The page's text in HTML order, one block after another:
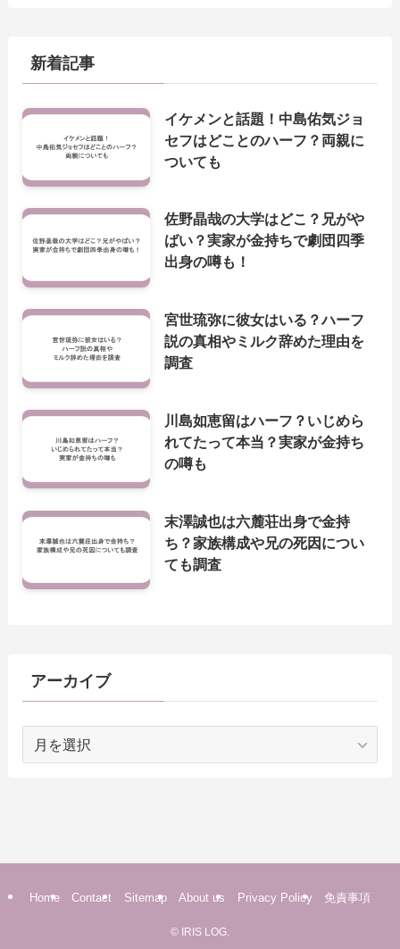
新着記事
イケメンと話題！中島佑気ジョ
セフはどことのハーフ？両親に
ついても
佐野晶哉の大学はどこ？兄がや
ばい？実家が金持ちで劇団四季
出身の噂も！
宮世琉弥に彼女はいる？ハーフ
説の真相やミルク辞めた理由を
調査
川島如恵留はハーフ？いじめら
れてたって本当？実家が金持ち
の噂も
末澤誠也は六麓荘出身で金持
ち？家族構成や兄の死因につい
ても調査
アーカイブ
Home Contact Sitemap About us Privacy Policy 免責事項
© IRIS LOG.